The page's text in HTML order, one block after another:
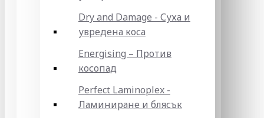
Dry and Damage - Суха и
увредена коса
Energising – Против
косопад
Perfect Laminoplex -
Ламиниране и блясък